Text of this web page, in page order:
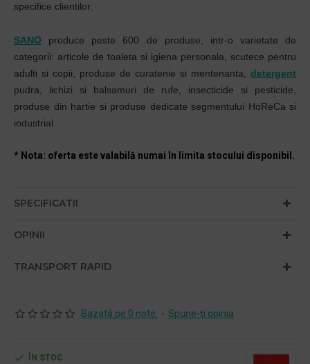
specifice clientilor.
SANO produce peste 600 de produse, intr-o varietate de
categorii: articole de toaleta si igiena personala, scutece pentru
adulti si copii, produse de curatenie si mentenanta, detergent
pudra, lichizi si balsamuri de rufe, insecticide si pesticide,
produse din hartie si produse dedicate segmentului HoReCa si
industrial.
* Nota: oferta este valabilă numai în limita stocului disponibil.
SPECIFICATII
OPINII
TRANSPORT RAPID
Bazată pe 0 note. - Spune-ţi opinia
ÎN STOC